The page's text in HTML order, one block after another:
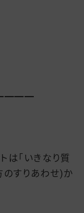
は「いきなり質
のすりあわせ)か